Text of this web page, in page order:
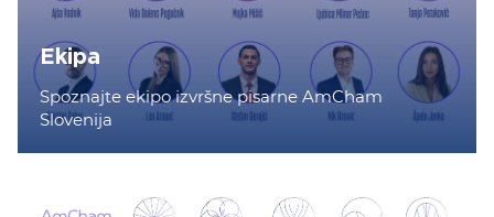
Ekipa
Spoznajte ekipo izvršne pisarne AmCham
Slovenija